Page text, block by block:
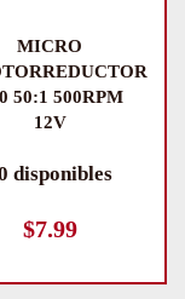
MICRO
50:1 500RPM
12V
disponibles
$7.99